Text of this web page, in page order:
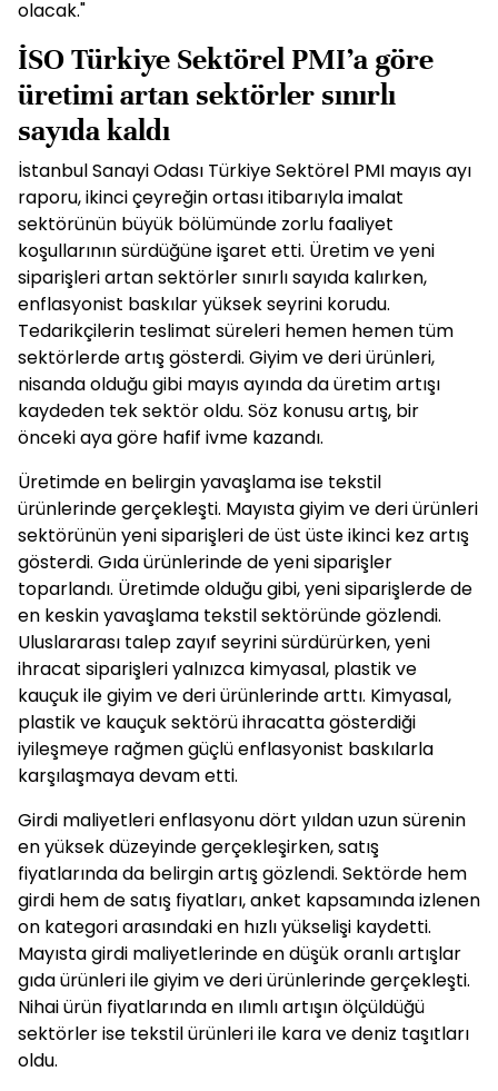
olacak."
İSO Türkiye Sektörel PMI’a göre
üretimi artan sektörler sınırlı
sayıda kaldı
İstanbul Sanayi Odası Türkiye Sektörel PMI mayıs ayı
raporu, ikinci çeyreğin ortası itibarıyla imalat
sektörünün büyük bölümünde zorlu faaliyet
koşullarının sürdüğüne işaret etti. Üretim ve yeni
siparişleri artan sektörler sınırlı sayıda kalırken,
enflasyonist baskılar yüksek seyrini korudu.
Tedarikçilerin teslimat süreleri hemen hemen tüm
sektörlerde artış gösterdi. Giyim ve deri ürünleri,
nisanda olduğu gibi mayıs ayında da üretim artışı
kaydeden tek sektör oldu. Söz konusu artış, bir
önceki aya göre hafif ivme kazandı.
Üretimde en belirgin yavaşlama ise tekstil
ürünlerinde gerçekleşti. Mayısta giyim ve deri ürünleri
sektörünün yeni siparişleri de üst üste ikinci kez artış
gösterdi. Gıda ürünlerinde de yeni siparişler
toparlandı. Üretimde olduğu gibi, yeni siparişlerde de
en keskin yavaşlama tekstil sektöründe gözlendi.
Uluslararası talep zayıf seyrini sürdürürken, yeni
ihracat siparişleri yalnızca kimyasal, plastik ve
kauçuk ile giyim ve deri ürünlerinde arttı. Kimyasal,
plastik ve kauçuk sektörü ihracatta gösterdiği
iyileşmeye rağmen güçlü enflasyonist baskılarla
karşılaşmaya devam etti.
Girdi maliyetleri enflasyonu dört yıldan uzun sürenin
en yüksek düzeyinde gerçekleşirken, satış
fiyatlarında da belirgin artış gözlendi. Sektörde hem
girdi hem de satış fiyatları, anket kapsamında izlenen
on kategori arasındaki en hızlı yükselişi kaydetti.
Mayısta girdi maliyetlerinde en düşük oranlı artışlar
gıda ürünleri ile giyim ve deri ürünlerinde gerçekleşti.
Nihai ürün fiyatlarında en ılımlı artışın ölçüldüğü
sektörler ise tekstil ürünleri ile kara ve deniz taşıtları
oldu.